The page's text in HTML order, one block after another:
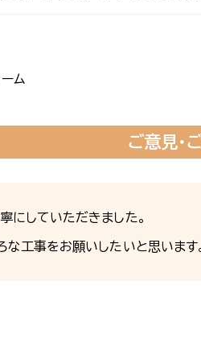
ム
ご意見・
にしていただきました。
な工事をお願いしたいと思います